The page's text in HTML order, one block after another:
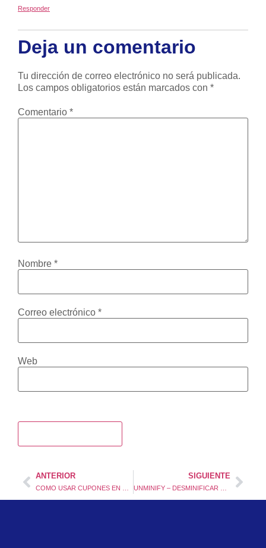
Responder
Deja un comentario
Tu dirección de correo electrónico no será publicada.
Los campos obligatorios están marcados con *
Comentario *
Nombre *
Correo electrónico *
Web
ANTERIOR SIGUIENTE